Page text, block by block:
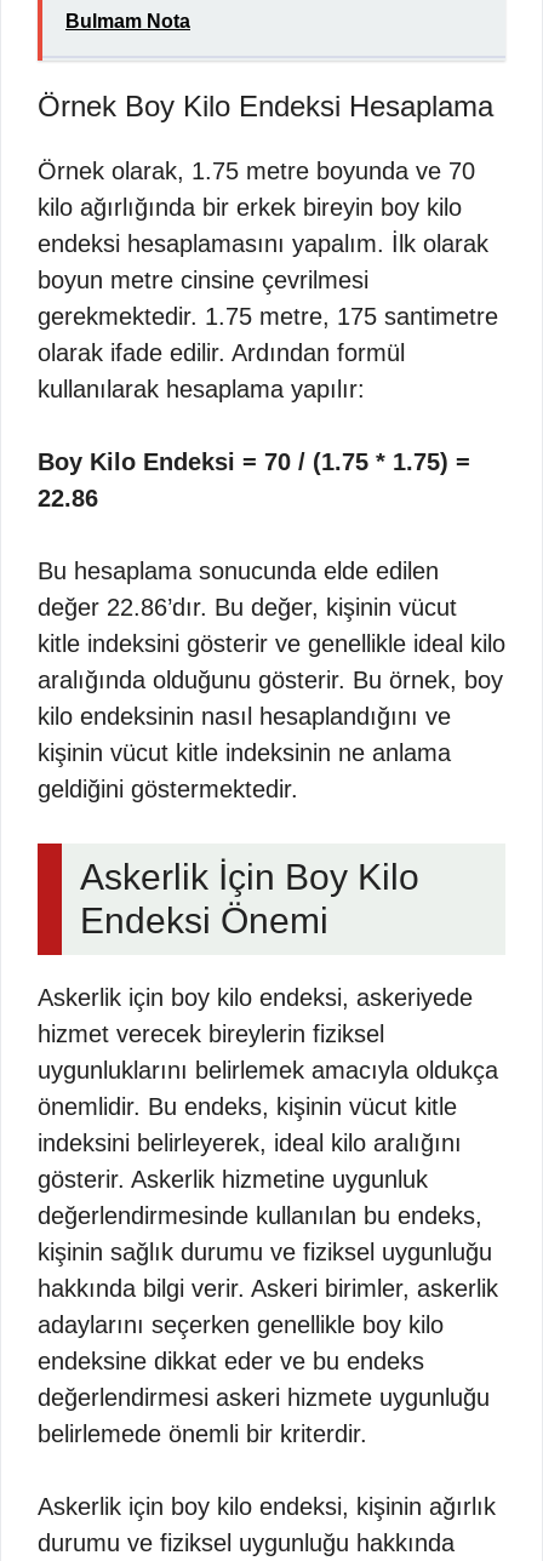
Bulmam Nota
Örnek Boy Kilo Endeksi Hesaplama
Örnek olarak, 1.75 metre boyunda ve 70
kilo ağırlığında bir erkek bireyin boy kilo
endeksi hesaplamasını yapalım. İlk olarak
boyun metre cinsine çevrilmesi
gerekmektedir. 1.75 metre, 175 santimetre
olarak ifade edilir. Ardından formül
kullanılarak hesaplama yapılır:
Boy Kilo Endeksi = 70 / (1.75 * 1.75) =
22.86
Bu hesaplama sonucunda elde edilen
değer 22.86’dır. Bu değer, kişinin vücut
kitle indeksini gösterir ve genellikle ideal kilo
aralığında olduğunu gösterir. Bu örnek, boy
kilo endeksinin nasıl hesaplandığını ve
kişinin vücut kitle indeksinin ne anlama
geldiğini göstermektedir.
Askerlik İçin Boy Kilo
Endeksi Önemi
Askerlik için boy kilo endeksi, askeriyede
hizmet verecek bireylerin fiziksel
uygunluklarını belirlemek amacıyla oldukça
önemlidir. Bu endeks, kişinin vücut kitle
indeksini belirleyerek, ideal kilo aralığını
gösterir. Askerlik hizmetine uygunluk
değerlendirmesinde kullanılan bu endeks,
kişinin sağlık durumu ve fiziksel uygunluğu
hakkında bilgi verir. Askeri birimler, askerlik
adaylarını seçerken genellikle boy kilo
endeksine dikkat eder ve bu endeks
değerlendirmesi askeri hizmete uygunluğu
belirlemede önemli bir kriterdir.
Askerlik için boy kilo endeksi, kişinin ağırlık
durumu ve fiziksel uygunluğu hakkında